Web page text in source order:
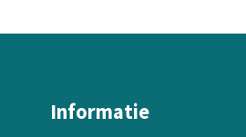
Informatie